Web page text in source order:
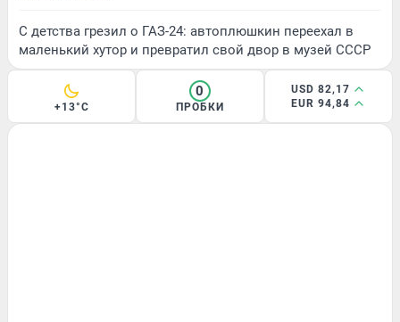
С детства грезил о ГАЗ-24: автоплюшкин переехал в
маленький хутор и превратил свой двор в музей СССР
+13°C
0
ПРОБКИ
USD 82,17
EUR 94,84